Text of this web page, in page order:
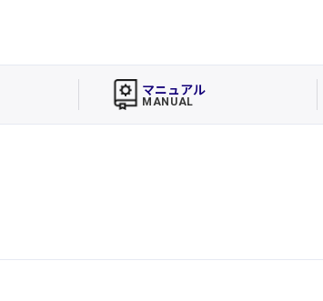
マニュアル
MANUAL